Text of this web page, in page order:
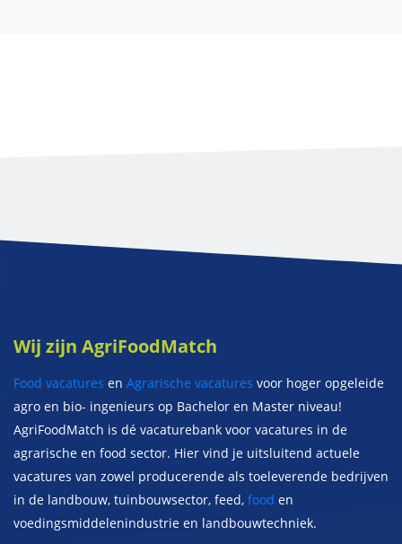
Wij zijn AgriFoodMatch
Food vacatures en Agrarische vacatures voor hoger opgeleide
agro en bio- ingenieurs op Bachelor en Master niveau!
AgriFoodMatch is dé vacaturebank voor vacatures in de
agrarische en food sector. Hier vind je uitsluitend actuele
vacatures van zowel producerende als toeleverende bedrijven
in de landbouw, tuinbouwsector, feed, food en
voedingsmiddelenindustrie en landbouwtechniek.